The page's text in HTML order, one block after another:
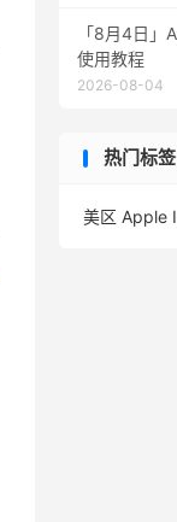
「8月4日
使用教程
2026-08-04
热门标签